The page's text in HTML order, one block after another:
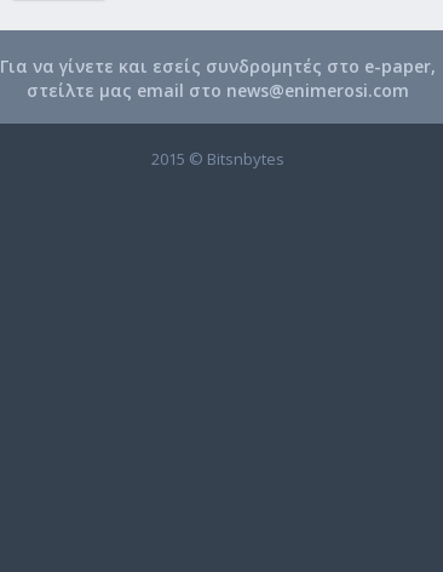
Για να γίνετε και εσείς συνδρομητές στο e-paper,
στείλτε μας email στο news@enimerosi.com
2015 © Bitsnbytes